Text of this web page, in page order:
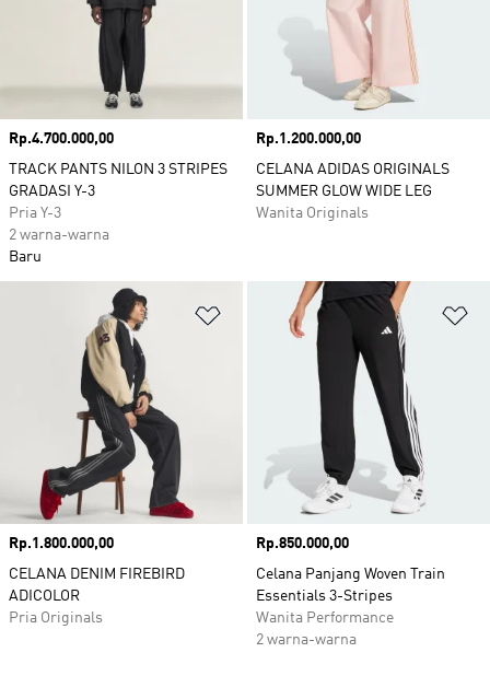
Harga
Rp.4.700.000,00
TRACK PANTS NILON 3 STRIPES
GRADASI Y-3
Pria Y-3
2 warna-warna
Baru
Harga
Rp.1.200.000,00
CELANA ADIDAS ORIGINALS
SUMMER GLOW WIDE LEG
Wanita Originals
Tambahkan ke Wishlist
Harga
Rp.1.800.000,00
CELANA DENIM FIREBIRD
ADICOLOR
Pria Originals
Harga
Rp.850.000,00
Celana Panjang Woven Train
Essentials 3-Stripes
Wanita Performance
2 warna-warna